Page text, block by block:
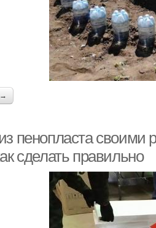
→
пенопласта своими
сделать правильно